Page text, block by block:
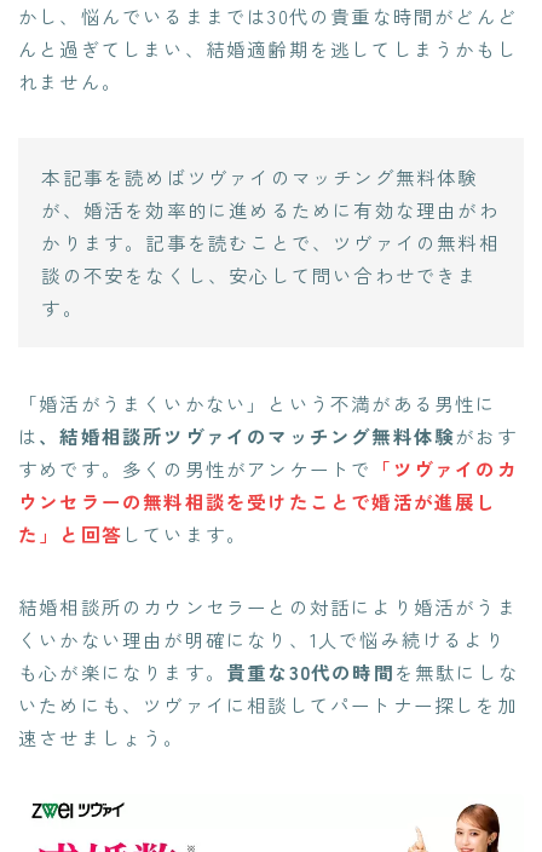
かし、悩んでいるままでは30代の貴重な時間がどんど
んと過ぎてしまい、結婚適齢期を逃してしまうかもし
れません。
本記事を読めばツヴァイのマッチング無料体験
が、婚活を効率的に進めるために有効な理由がわ
かります。記事を読むことで、ツヴァイの無料相
談の不安をなくし、安心して問い合わせできま
す。
「婚活がうまくいかない」という不満がある男性に
は、結婚相談所ツヴァイのマッチング無料体験がおす
すめです。多くの男性がアンケートで 「ツヴァイのカ
ウンセラーの無料相談を受けたことで婚活が進展し
た」と回答 しています。
結婚相談所のカウンセラーとの対話により婚活がうま
くいかない理由が明確になり、1人で悩み続けるより
も心が楽になります。 貴重な30代の時間を無駄にしな
いためにも、ツヴァイに相談してパートナー探しを加
速させましょう。